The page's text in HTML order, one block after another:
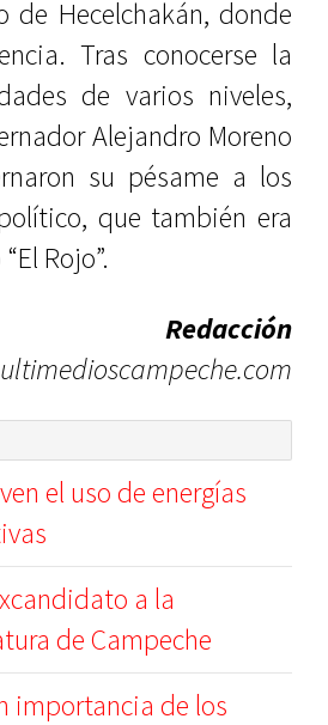
de Hecelchakán, donde
Tras conocerse la
de varios niveles,
Alejandro Moreno
su pésame a los
que también era
Rojo”.
Redacción
el uso de energías
a la
de Campeche
importancia de los